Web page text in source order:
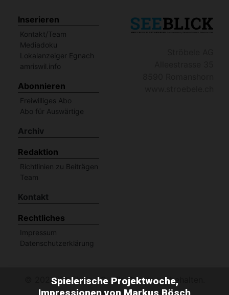
Spielerische Projektwoche,
Inserieren
Kontakt/Team
Mediadoku
Lokalanzeiger Egnach
amriswil.info
Abonnieren
Freiwilliges Abo
Abo für Auswärtige
Archiv
Redaktion
Richtlinien zu Beiträgen
Team
Kontakt
Rechtliches
Impressum
Datenschutzerklärung
2024: Ströbele AG, Alle Rechte vorbehalten.